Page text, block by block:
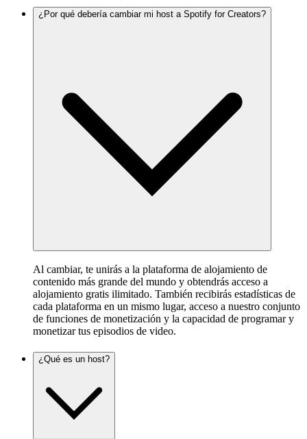
¿Por qué debería cambiar mi host a Spotify for Creators?
Al cambiar, te unirás a la plataforma de alojamiento de
contenido más grande del mundo y obtendrás acceso a
alojamiento gratis ilimitado. También recibirás estadísticas de
cada plataforma en un mismo lugar, acceso a nuestro conjunto
de funciones de monetización y la capacidad de programar y
monetizar tus episodios de video.
¿Qué es un host?